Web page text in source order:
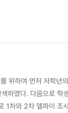
위하여 먼저 저학년
하였다. 다음으로 학
1차와 2차 델파이 조